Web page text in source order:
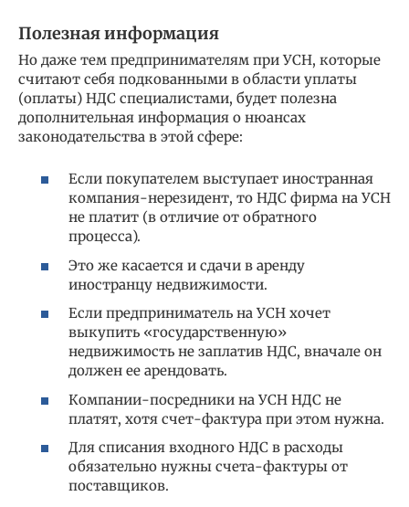
Полезная информация
Но даже тем предпринимателям при УСН, которые
считают себя подкованными в области уплаты
(оплаты) НДС специалистами, будет полезна
дополнительная информация о нюансах
законодательства в этой сфере:
Если покупателем выступает иностранная
компания-нерезидент, то НДС фирма на УСН
не платит (в отличие от обратного
процесса).
Это же касается и сдачи в аренду
иностранцу недвижимости.
Если предприниматель на УСН хочет
выкупить «государственную»
недвижимость не заплатив НДС, вначале он
должен ее арендовать.
Компании-посредники на УСН НДС не
платят, хотя счет-фактура при этом нужна.
Для списания входного НДС в расходы
обязательно нужны счета-фактуры от
поставщиков.